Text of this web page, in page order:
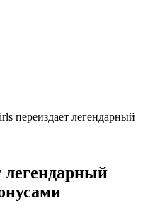
переиздает легендарный
легендарный